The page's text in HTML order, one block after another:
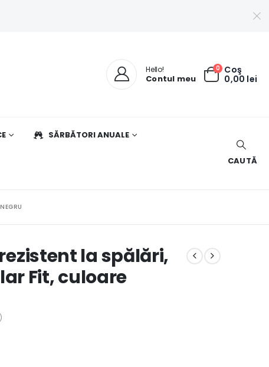
Hello!
Contul meu
0 Coş
0,00 lei
SĂRBĂTORI ANUALE
CAUTĂ
la spălări,
Fit, culoare